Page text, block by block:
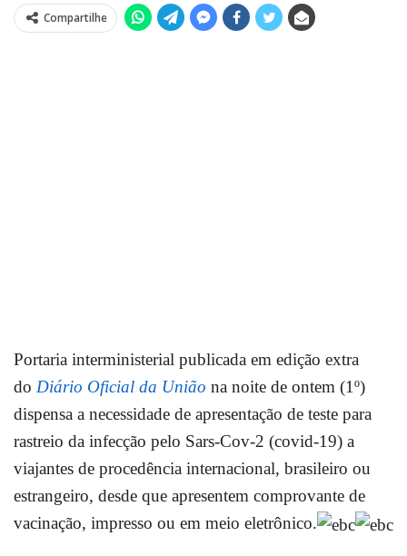
Compartilhe
Portaria interministerial publicada em edição extra
do Diário Oficial da União na noite de ontem (1º)
dispensa a necessidade de apresentação de teste para
rastreio da infecção pelo Sars-Cov-2 (covid-19) a
viajantes de procedência internacional, brasileiro ou
estrangeiro, desde que apresentem comprovante de
vacinação, impresso ou em meio eletrônico.